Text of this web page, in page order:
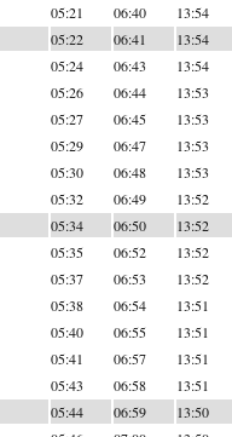
05:21 06:40 13:54
05:22 06:41 13:54
05:24 06:43 13:54
05:26 06:44 13:53
05:27 06:45 13:53
05:29 06:47 13:53
05:30 06:48 13:53
05:32 06:49 13:52
05:34 06:50 13:52
05:35 06:52 13:52
05:37 06:53 13:52
05:38 06:54 13:51
05:40 06:55 13:51
05:41 06:57 13:51
05:43 06:58 13:51
05:44 06:59 13:50